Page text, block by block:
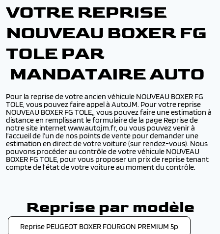
VOTRE REPRISE
NOUVEAU BOXER FG
TOLE PAR
MANDATAIRE AUTO
Pour la reprise de votre ancien véhicule NOUVEAU BOXER FG
TOLE, vous pouvez faire appel à AutoJM. Pour votre reprise
NOUVEAU BOXER FG TOLE,, vous pouvez faire une estimation à
distance en remplissant le formulaire de la page Reprise de
notre site internet www.autojm.fr, ou vous pouvez venir à
l’accueil de l’un de nos points de vente pour demander une
estimation en direct de votre voiture (sur rendez-vous). Nous
pouvons procéder au contrôle de votre véhicule NOUVEAU
BOXER FG TOLE, pour vous proposer un prix de reprise tenant
compte de l’état de votre voiture au moment du contrôle.
Reprise par modèle
Reprise PEUGEOT BOXER FOURGON PREMIUM 5p